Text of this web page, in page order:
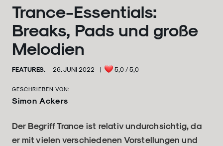
Trance-Essentials:
Breaks, Pads und große
Melodien
FEATURES. 26. JUNI 2022 | 5,0 / 5,0
GESCHRIEBEN VON:
Simon Ackers
Der Begriff Trance ist relativ undurchsichtig, da
er mit vielen verschiedenen Vorstellungen und